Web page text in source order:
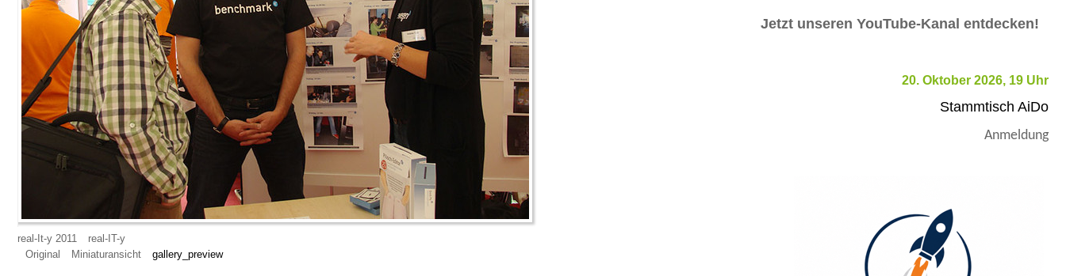
real-It-y 2011
real-IT-y
Original
Miniaturansicht gallery_preview
Jetzt unseren YouTube-Kanal entdecken!
20. Oktober 2026, 19 Uhr
Stammtisch AiDo
Anmeldung